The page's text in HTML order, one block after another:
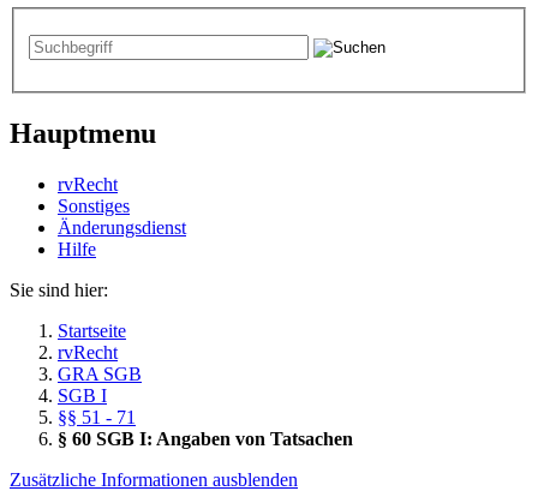
Hauptmenu
rvRecht
Sonstiges
Änderungsdienst
Hil­fe
Sie sind hier:
Startseite
rvRecht
GRA SGB
SGB I
§§ 51 - 71
§ 60 SGB I: Angaben von Tatsachen
Zusätzliche Informationen ausblenden